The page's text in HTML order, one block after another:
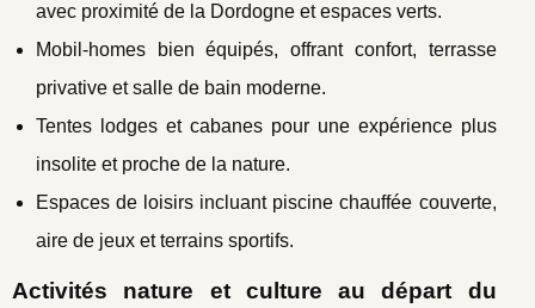
avec proximité de la Dordogne et espaces verts.
Mobil-homes bien équipés, offrant confort, terrasse
privative et salle de bain moderne.
Tentes lodges et cabanes pour une expérience plus
insolite et proche de la nature.
Espaces de loisirs incluant piscine chauffée couverte,
aire de jeux et terrains sportifs.
Activités nature et culture au départ du